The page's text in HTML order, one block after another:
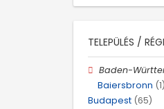
TELEPÜLÉS /
Baden-
Baiersbronn (1)
Budapest (65)